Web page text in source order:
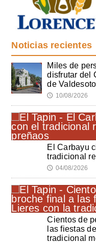
Noticias recientes
Miles de
disfrutar del
de Valdesoto
🕔 10/08/2026
El Carbayu
tradicional
🕔 04/08/2026
Cientos de
las fiestas
tradicional